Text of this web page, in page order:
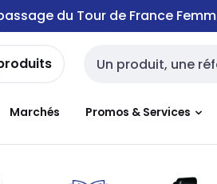
passage du Tour de France
Entrée de recherche
Marchés Promos & Services